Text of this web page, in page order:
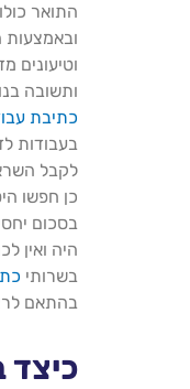
התואר
וטיעונים
ותשובה
כתיבת
בעבודות
לקבל
כן חפשו
בסכום
היה ואין
בשרותי
בהתאם
כיצד